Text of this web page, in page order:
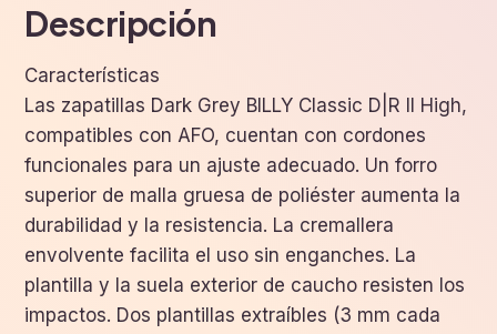
Descripción
Características
Las zapatillas Dark Grey BILLY Classic D|R II High,
compatibles con AFO, cuentan con cordones
funcionales para un ajuste adecuado. Un forro
superior de malla gruesa de poliéster aumenta la
durabilidad y la resistencia. La cremallera
envolvente facilita el uso sin enganches. La
plantilla y la suela exterior de caucho resisten los
impactos. Dos plantillas extraíbles (3 mm cada